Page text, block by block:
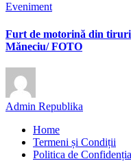
Eveniment
Furt de motorină din
Măneciu/ FOTO
Admin Republika
Home
Termeni și Condiții
Politica de